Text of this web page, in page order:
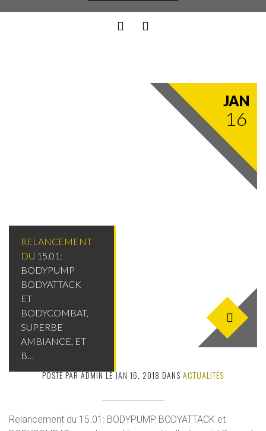
JAN
16
RELANCEMENT
DU 15.01:
BODYPUMP
BODYATTACK
ET
BODYCOMBAT,
SUPERBE
AMBIANCE, ET
B…
POSTÉ PAR ADMIN LE JAN 16, 2018 DANS ACTUALITÉS
Relancement du 15.01: BODYPUMP BODYATTACK et